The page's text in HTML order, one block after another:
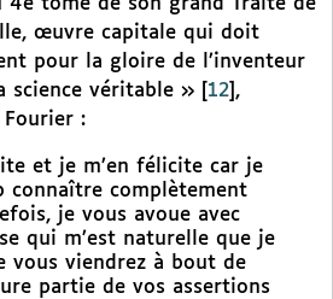
4e tome de son grand Traité de
œuvre capitale qui doit
pour la gloire de l’inventeur
science véritable »
12 ,
Fourier :
et je m’en félicite car je
connaître complètement
je vous avoue avec
qui m’est naturelle que je
vous viendrez à bout de
partie de vos assertions